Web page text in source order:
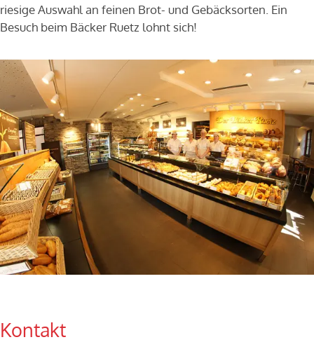
riesige Auswahl an feinen Brot- und Gebäcksorten. Ein
Besuch beim Bäcker Ruetz lohnt sich!
Kontakt